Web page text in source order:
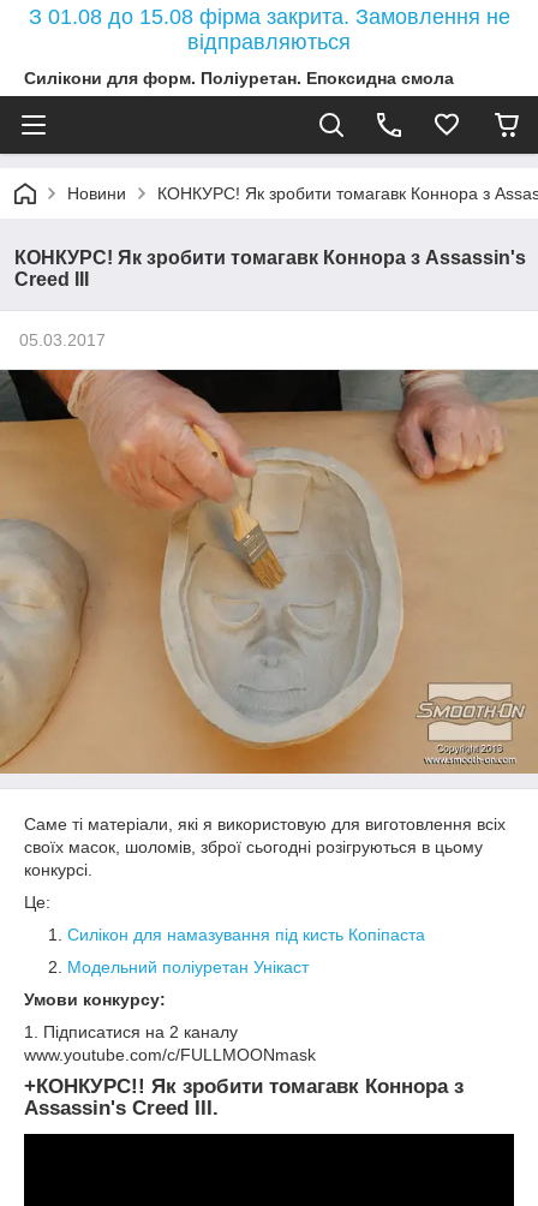
З 01.08 до 15.08 фірма закрита. Замовлення не
відправляються
Силікони для форм. Поліуретан. Епоксидна смола
Новини КОНКУРС! Як зробити томагавк Коннора з
КОНКУРС! Як зробити томагавк Коннора з Assassin's
Creed III
05.03.2017
Саме ті матеріали, які я використовую для виготовлення всіх
своїх масок, шоломів, зброї сьогодні розігруються в цьому
конкурсі.
Це:
Силікон для намазування під кисть Копіпаста
Модельний поліуретан Унікаст
Умови конкурсу:
1. Підписатися на 2 каналу
www.youtube.com/c/FULLMOONmask
+КОНКУРС!! Як зробити томагавк Коннора з
Assassin's Creed III.